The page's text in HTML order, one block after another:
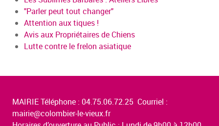
"Parler peut tout changer"
Attention aux tiques !
Avis aux Propriétaires de Chiens
Lutte contre le frelon asiatique
MAIRIE Téléphone : 04.75.06.72.25 Courriel :
mairie@colombier-le-vieux.fr